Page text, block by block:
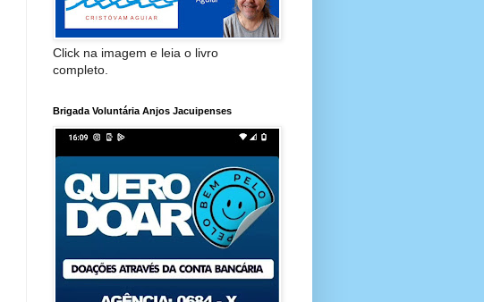
Click na imagem e leia o livro
completo.
Brigada Voluntária Anjos Jacuipenses